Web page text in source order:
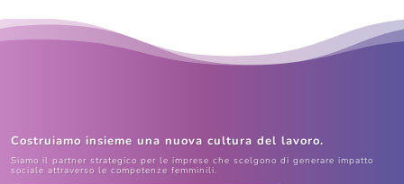
Costruiamo insieme una nuova cultura del lavoro.
Siamo il partner strategico per le imprese che scelgono di generare impatto
sociale attraverso le competenze femminili.